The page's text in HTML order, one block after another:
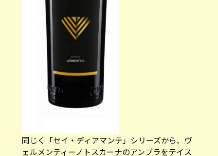
同じく「セイ・ディアマンテ」シリーズから、ヴ
ェルメンティーノトスカーナのアンブラをテイス